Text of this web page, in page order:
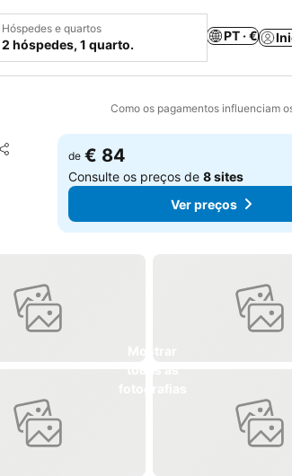
Hóspedes e quartos
2 hóspedes, 1 quarto.
PT · €
Como os pagamentos influenciam
Partilhar
Adicionar aos favoritos
de € 84
Consulte os preços de8 sites
Ver preços